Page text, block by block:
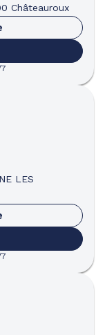
Châteauroux
LES